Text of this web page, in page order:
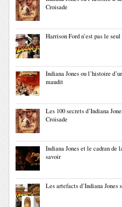
Croisade
Harrison Ford n’est pas le
Indiana Jones ou l’histoire
maudit
Les 100 secrets d’Indiana
Croisade
Indiana Jones et le cadran de
savoir
Les artefacts d’Indiana Jones